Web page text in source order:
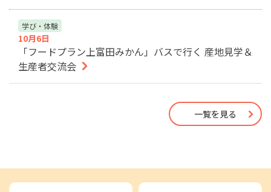
10月6日
学び・体験
「フードプラン上富田みかん」バスで行く 産地見学＆
生産者交流会
一覧を見る